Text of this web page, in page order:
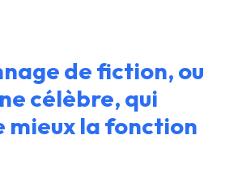
de fiction, ou
célèbre, qui
mieux la fonction